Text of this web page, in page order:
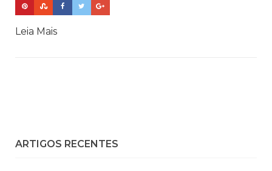
Leia Mais
ARTIGOS RECENTES